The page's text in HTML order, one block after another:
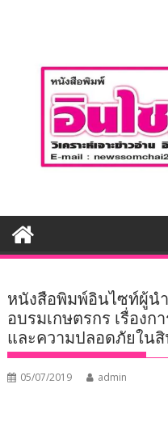
หนังสือพิมพ์อินไซท์ผู้น
อบรมเกษตรกร เรื่องก
และความปลอดภัยในสิ
05/07/2019 admin